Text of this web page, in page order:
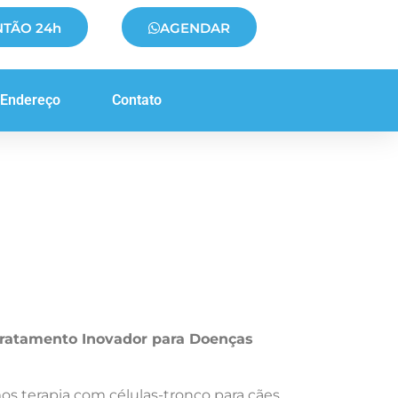
24h AGENDAR
Endereço Contato
Inovador para Doenças